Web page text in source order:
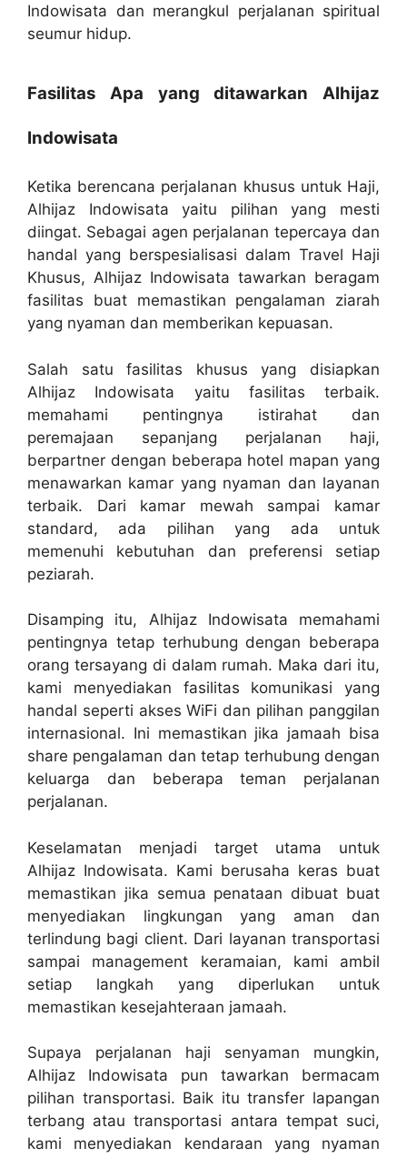
Indowisata dan merangkul perjalanan spiritual
seumur hidup.
Fasilitas Apa yang ditawarkan Alhijaz
Indowisata
Ketika berencana perjalanan khusus untuk Haji,
Alhijaz Indowisata yaitu pilihan yang mesti
diingat. Sebagai agen perjalanan tepercaya dan
handal yang berspesialisasi dalam Travel Haji
Khusus, Alhijaz Indowisata tawarkan beragam
fasilitas buat memastikan pengalaman ziarah
yang nyaman dan memberikan kepuasan.
Salah satu fasilitas khusus yang disiapkan
Alhijaz Indowisata yaitu fasilitas terbaik.
memahami pentingnya istirahat dan
peremajaan sepanjang perjalanan haji,
berpartner dengan beberapa hotel mapan yang
menawarkan kamar yang nyaman dan layanan
terbaik. Dari kamar mewah sampai kamar
standard, ada pilihan yang ada untuk
memenuhi kebutuhan dan preferensi setiap
peziarah.
Disamping itu, Alhijaz Indowisata memahami
pentingnya tetap terhubung dengan beberapa
orang tersayang di dalam rumah. Maka dari itu,
kami menyediakan fasilitas komunikasi yang
handal seperti akses WiFi dan pilihan panggilan
internasional. Ini memastikan jika jamaah bisa
share pengalaman dan tetap terhubung dengan
keluarga dan beberapa teman perjalanan
perjalanan.
Keselamatan menjadi target utama untuk
Alhijaz Indowisata. Kami berusaha keras buat
memastikan jika semua penataan dibuat buat
menyediakan lingkungan yang aman dan
terlindung bagi client. Dari layanan transportasi
sampai management keramaian, kami ambil
setiap langkah yang diperlukan untuk
memastikan kesejahteraan jamaah.
Supaya perjalanan haji senyaman mungkin,
Alhijaz Indowisata pun tawarkan bermacam
pilihan transportasi. Baik itu transfer lapangan
terbang atau transportasi antara tempat suci,
kami menyediakan kendaraan yang nyaman